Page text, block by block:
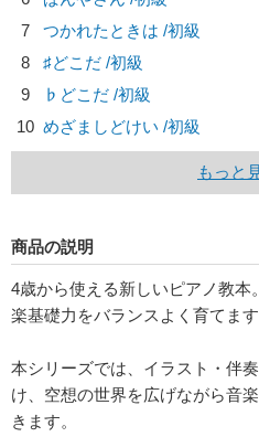
7
つかれたときは /初級
8
♯どこだ /初級
9
♭どこだ /初級
10 めざましどけい /初級
もっと
商品の説明
4歳から使える新しいピアノ教
楽基礎力をバランスよく育てます
本シリーズでは、イラスト・伴
け、空想の世界を広げながら音
きます。